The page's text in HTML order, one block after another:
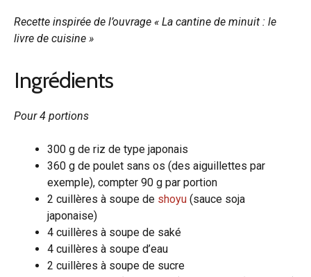
Recette inspirée de l’ouvrage « La cantine de minuit : le
livre de cuisine »
Ingrédients
Pour 4 portions
300 g de riz de type japonais
360 g de poulet sans os (des aiguillettes par
exemple), compter 90 g par portion
2 cuillères à soupe de shoyu (sauce soja
japonaise)
4 cuillères à soupe de saké
4 cuillères à soupe d’eau
2 cuillères à soupe de sucre